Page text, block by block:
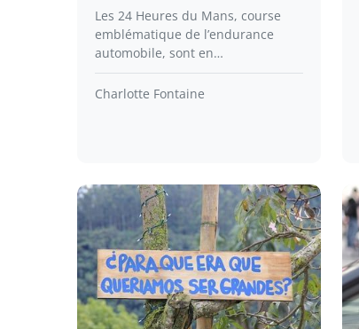
Les 24 Heures du Mans, course
emblématique de l’endurance
automobile, sont en…
Charlotte Fontaine